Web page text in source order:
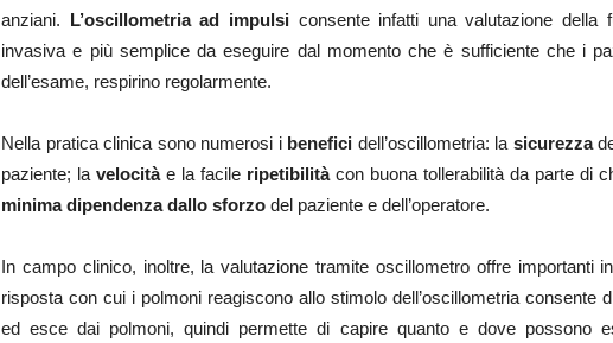
anziani. L’oscillometria ad impulsiconsente infatti una valutazione della
invasiva e più semplice da eseguire dal momento che è sufficiente che i
dell’esame, respirino regolarmente.
Nella pratica clinica sono numerosi i benefici dell’oscillometria: la sicurezza
paziente; la velocitàe la facile ripetibilitàcon buona tollerabilità da parte di
minima dipendenza dallo sforzo del paziente e dell’operatore.
In campo clinico, inoltre, la valutazione tramite oscillometro offre importanti
risposta con cui i polmoni reagiscono allo stimolo dell’oscillometria consente
ed esce dai polmoni, quindi permette di capire quanto e dove possono